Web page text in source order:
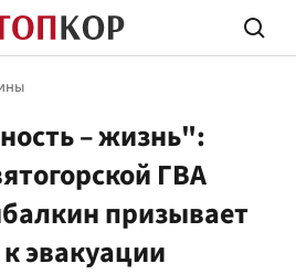
– жизнь":
ГВА
призывает
эвакуации